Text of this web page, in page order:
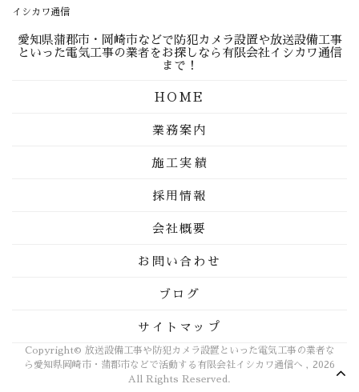
愛知県蒲郡市・岡崎市などで防犯カメラ設置や放送設備工事
といった電気工事の業者をお探しなら有限会社イシカワ通信
まで！
HOME
業務案内
施工実績
採用情報
会社概要
お問い合わせ
ブログ
サイトマップ
Copyright© 放送設備工事や防犯カメラ設置といった電気工事の業者な
ら愛知県岡崎市・蒲郡市などで活動する有限会社イシカワ通信へ , 2026
All Rights Reserved.